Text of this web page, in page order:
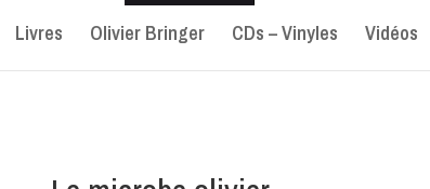
Livres Olivier Bringer CDs – Vinyles Vidéos